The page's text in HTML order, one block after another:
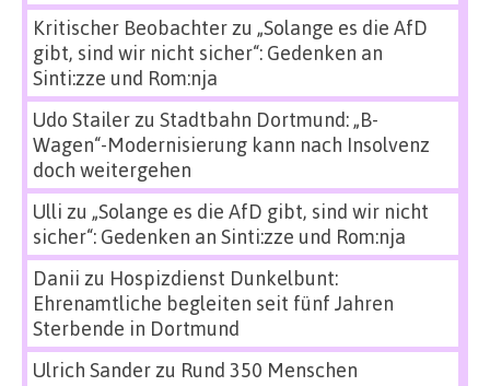
Kritischer Beobachterzu „Solange es die AfD
gibt, sind wir nicht sicher“: Gedenken an
Sinti:zze und Rom:nja
Udo Stailerzu Stadtbahn Dortmund: „B-
Wagen“-Modernisierung kann nach Insolvenz
doch weitergehen
Ulli zu „Solange es die AfD gibt, sind wir nicht
sicher“: Gedenken an Sinti:zze und Rom:nja
Danii zu Hospizdienst Dunkelbunt:
Ehrenamtliche begleiten seit fünf Jahren
Sterbende in Dortmund
Ulrich Sanderzu Rund 350 Menschen